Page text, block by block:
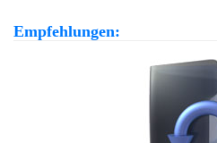
Empfehlungen: